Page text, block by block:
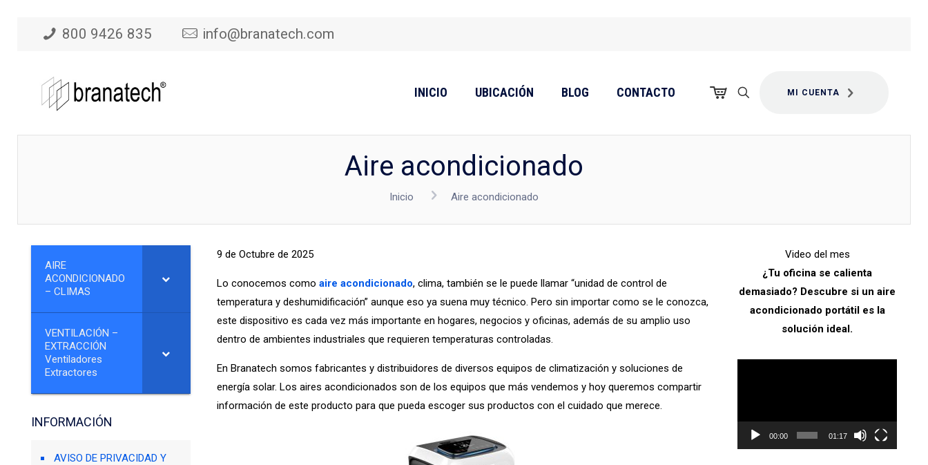
800 9426 835 info@branatech.com
INICIO UBICACIÓN BLOG CONTACTO MI CUENTA
Aire acondicionado
Inicio Aire acondicionado
9 de Octubre de 2025
Lo conocemos comoaire acondicionado, clima, también se le puede llamar “unidad de control de
temperatura y deshumidificación” aunque eso ya suena muy técnico. Pero sin importar como se le conozca,
este dispositivo es cada vez más importante en hogares, negocios y oficinas, además de su amplio uso
dentro de ambientes industriales que requieren temperaturas controladas.
En Branatech somos fabricantes y distribuidores de diversos equipos de climatización y soluciones de
energía solar. Los aires acondicionados son de los equipos que más vendemos y hoy queremos compartir
información de este producto para que pueda escoger sus productos con el cuidado que merece.
AIRE
ACONDICIONADO
– CLIMAS
VENTILACIÓN –
EXTRACCIÓN
Ventiladores
Extractores
INFORMACIÓN
AVISO DE PRIVACIDAD Y
Video del mes
¿Tu oficina se calienta
demasiado? Descubre si un aire
acondicionado portátil es la
solución ideal.
00:00 01:17